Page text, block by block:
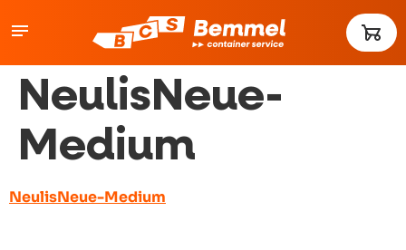
NeulisNeue-
Medium
NeulisNeue-Medium